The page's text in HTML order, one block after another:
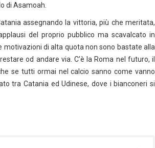
di Asamoah.
assegnando la vittoria, più che meritata,
del proprio pubblico ma scavalcato in
motivazioni di alta quota non sono bastate alla
od andare via. C’è la Roma nel futuro, il
se tutti ormai nel calcio sanno come vanno
tra Catania ed Udinese, dove i bianconeri si